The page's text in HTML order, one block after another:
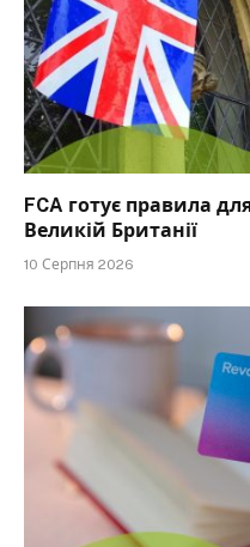
FCA готує правила
Великій Британії
10 Серпня 2026